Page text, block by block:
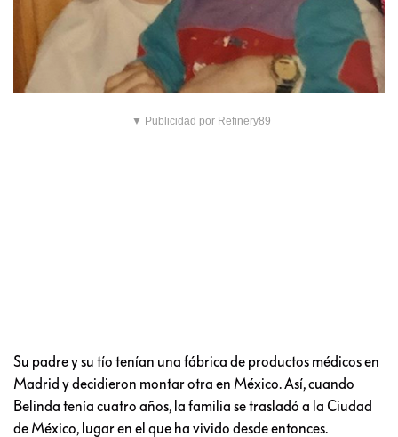
▼ Publicidad por Refinery89
Su padre y su tío tenían una fábrica de productos médicos en
Madrid y decidieron montar otra en México. Así, cuando
Belinda tenía cuatro años, la familia se trasladó a la Ciudad
de México, lugar en el que ha vivido desde entonces.